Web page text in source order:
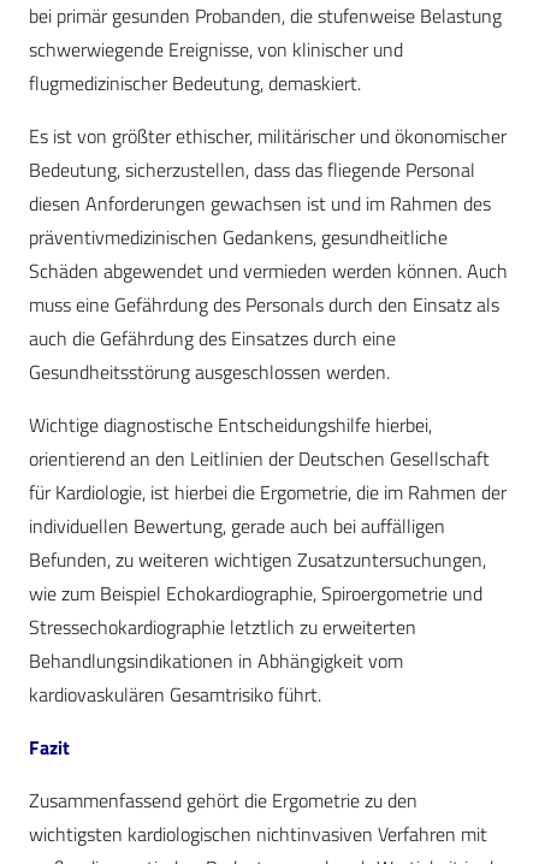
bei primär gesunden Probanden, die stufenweise Belastung
schwerwiegende Ereignisse, von klinischer und
flugmedizinischer Bedeutung, demaskiert.
Es ist von größter ethischer, militärischer und ökonomischer
Bedeutung, sicherzustellen, dass das fliegende Personal
diesen Anforderungen gewachsen ist und im Rahmen des
präventivmedizinischen Gedankens, gesundheitliche
Schäden abgewendet und vermieden werden können. Auch
muss eine Gefährdung des Personals durch den Einsatz als
auch die Gefährdung des Einsatzes durch eine
Gesundheitsstörung ausgeschlossen werden.
Wichtige diagnostische Entscheidungshilfe hier­bei,
orientierend an den Leitlinien der Deutschen Gesellschaft
für Kardiologie, ist hierbei die Ergometrie, die im Rahmen der
individuellen Bewertung, gerade auch bei auffälligen
Befunden, zu weiteren wichtigen Zusatzuntersuchungen,
wie zum Beispiel Echokardiographie, Spiroergometrie und
Stressechokardiographie letztlich zu erweiterten
Behandlungsindikationen in Abhängigkeit vom
kardiovaskulären Gesamtrisiko führt.
Fazit
Zusammenfassend gehört die Ergometrie zu den
wichtigsten kardiologischen nichtinvasiven Verfahren mit